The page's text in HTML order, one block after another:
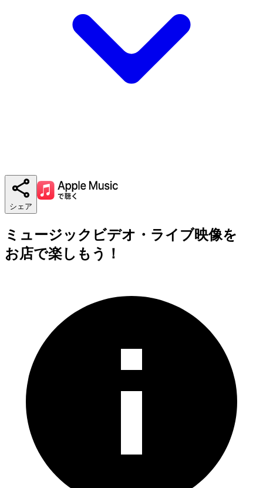
シェア
ミュージックビデオ・ライブ映像を
お店で楽しもう！